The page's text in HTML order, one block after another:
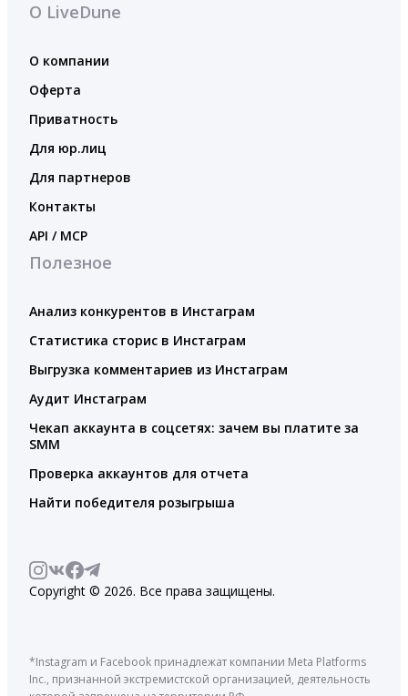
О LiveDune
О компании
Оферта
Приватность
Для юр.лиц
Для партнеров
Контакты
API / MCP
Полезное
Анализ конкурентов в Инстаграм
Статистика сторис в Инстаграм
Выгрузка комментариев из Инстаграм
Аудит Инстаграм
Чекап аккаунта в соцсетях: зачем вы платите за
SMM
Проверка аккаунтов для отчета
Найти победителя розыгрыша
Copyright © 2026. Все права защищены.
*Instagram и Facebook принадлежат компании Meta Platforms
Inc., признанной экстремистской организацией, деятельность